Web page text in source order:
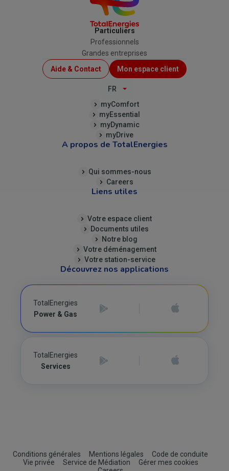
Particuliers
Professionnels
Grandes entreprises
Menu
Top
Aide & Contact Mon espace client
FR
myComfort
myEssential
myDynamic
myDrive
A propos de TotalEnergies
Qui sommes-nous
Careers
Liens utiles
Votre espace client
Documents utiles
Notre blog
Votre déménagement
Votre station-service
Découvrez nos applications
TotalEnergies
Power & Gas
TotalEnergies
Services
Footer
Conditions générales Mentions légales
Code de conduite
Vie privée
Service de Médiation
Gérer mes cookies